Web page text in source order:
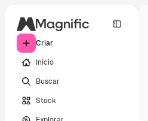
Criar
Início
Buscar
Stock